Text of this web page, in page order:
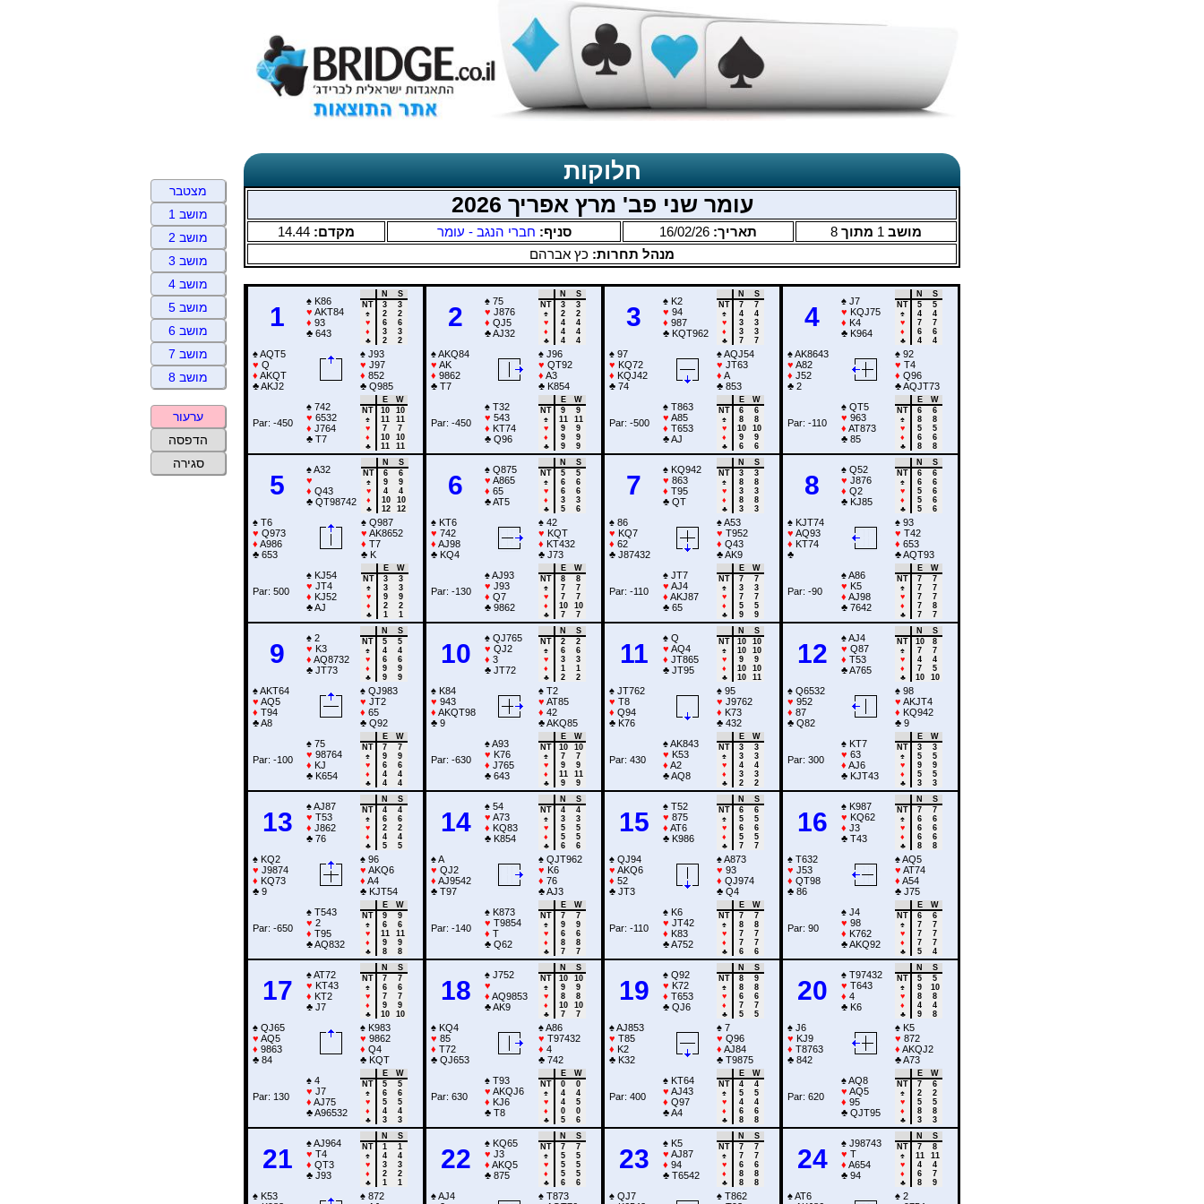
חלוקות
עומר שני פב' מרץ אפריך 2026
מושב 1 מתוך 8 תאריך: 16/02/26 סניף: חברי הנגב - עומר מקדם: 14.44
מנהל תחרות: כץ אברהם
1
♠ K86
♥ AKT84
♦ 93
♣ 643
N
S
NT
3
3
♠
2
2
♥
6
6
♦
3
3
♣
2 2
♠AQT5
♥ Q
♦ AKQT
♣AKJ2
♠ J93
♥ J97
♦ 852
♣ Q985
Par: -450
♠ 742
♥ 6532
♦ J764
♣ T7
E
W
NT
10
10
♠
11
11
♥
7
7
♦
10
10
♣
11 11
2
♠ 75
♥ J876
♦ QJ5
♣AJ32
N
S
NT
3
3
♠
2
2
♥
4
4
♦
4
4
♣
4 4
♠AKQ84
♥ AK
♦ 9862
♣ T7
♠ J96
♥ QT92
♦ A3
♣ K854
Par: -450
♠ T32
♥ 543
♦ KT74
♣ Q96
E
W
NT
9
9
♠
11
11
♥
9
9
♦
9
9
♣
9 9
3
♠ K2
♥ 94
♦ 987
♣ KQT962
N
S
NT
7
7
♠
4
4
♥
3
3
♦
3
3
♣
7 7
♠ 97
♥ KQ72
♦ KQJ42
♣ 74
♠AQJ54
♥ JT63
♦ A
♣ 853
Par: -500
♠ T863
♥ A85
♦ T653
♣AJ
E
W
NT
6
6
♠
8
8
♥
10
10
♦
9
9
♣
6 6
4
♠ J7
♥ KQJ75
♦ K4
♣ K964
N
S
NT
5
5
♠
4
4
♥
7
7
♦
6
6
♣
4 4
♠AK8643
♥ A82
♦ J52
♣ 2
♠ 92
♥ T4
♦ Q96
♣AQJT73
Par: -110
♠ QT5
♥ 963
♦ AT873
♣ 85
E
W
NT
6
6
♠
8
8
♥
5
5
♦
6
6
♣
8 8
5
♠A32
♥
♦ Q43
♣ QT98742
N
S
NT
6
6
♠
9
9
♥
4
4
♦
10
10
♣
12 12
♠ T6
♥ Q973
♦ A986
♣ 653
♠ Q987
♥ AK8652
♦ T7
♣ K
Par: 500
♠ KJ54
♥ JT4
♦ KJ52
♣AJ
E
W
NT
3
3
♠
3
3
♥
9
9
♦
2
2
♣
1 1
6
♠ Q875
♥ A865
♦ 65
♣AT5
N
S
NT
5
5
♠
6
6
♥
6
6
♦
3
3
♣
5 6
♠ KT6
♥ 742
♦ AJ98
♣ KQ4
♠ 42
♥ KQT
♦ KT432
♣ J73
Par: -130
♠AJ93
♥ J93
♦ Q7
♣ 9862
E
W
NT
8
8
♠
7
7
♥
7
7
♦
10
10
♣
7 7
7
♠ KQ942
♥ 863
♦ T95
♣ QT
N
S
NT
3
3
♠
8
8
♥
3
3
♦
8
8
♣
3 3
♠ 86
♥ KQ7
♦ 62
♣ J87432
♠A53
♥ T952
♦ Q43
♣AK9
Par: -110
♠ JT7
♥ AJ4
♦ AKJ87
♣ 65
E
W
NT
7
7
♠
3
3
♥
7
7
♦
5
5
♣
9 9
8
♠ Q52
♥ J876
♦ Q2
♣ KJ85
N
S
NT
6
6
♠
6
6
♥
5
6
♦
5
6
♣
5 6
♠ KJT74
♥ AQ93
♦ KT74
♣
♠ 93
♥ T42
♦ 653
♣AQT93
Par: -90
♠A86
♥ K5
♦ AJ98
♣ 7642
E
W
NT
7
7
♠
7
7
♥
7
7
♦
7
8
♣
7 7
9
♠ 2
♥ K3
♦ AQ8732
♣ JT73
N
S
NT
5
5
♠
4
4
♥
6
6
♦
9
9
♣
9 9
♠AKT64
♥ AQ5
♦ T94
♣A8
♠ QJ983
♥ JT2
♦ 65
♣ Q92
Par: -100
♠ 75
♥ 98764
♦ KJ
♣ K654
E
W
NT
7
7
♠
9
9
♥
6
6
♦
4
4
♣
4 4
10
♠ QJ765
♥ QJ2
♦ 3
♣ JT72
N
S
NT
2
2
♠
6
6
♥
3
3
♦
1
1
♣
2 2
♠ K84
♥ 943
♦ AKQT98
♣ 9
♠ T2
♥ AT85
♦ 42
♣AKQ85
Par: -630
♠A93
♥ K76
♦ J765
♣ 643
E
W
NT
10
10
♠
7
7
♥
9
9
♦
11
11
♣
9 9
11
♠ Q
♥ AQ4
♦ JT865
♣ JT95
N
S
NT
10
10
♠
10
10
♥
9
9
♦
10
10
♣
10 11
♠ JT762
♥ T8
♦ Q94
♣ K76
♠ 95
♥ J9762
♦ K73
♣ 432
Par: 430
♠AK843
♥ K53
♦ A2
♣AQ8
E
W
NT
3
3
♠
3
3
♥
4
4
♦
3
3
♣
2 2
12
♠AJ4
♥ Q87
♦ T53
♣A765
N
S
NT
10
8
♠
7
7
♥
4
4
♦
7
5
♣
10 10
♠ Q6532
♥ 952
♦ 87
♣ Q82
♠ 98
♥ AKJT4
♦ KQ942
♣ 9
Par: 300
♠ KT7
♥ 63
♦ AJ6
♣ KJT43
E
W
NT
3
3
♠
5
5
♥
9
9
♦
5
5
♣
3 3
13
♠AJ87
♥ T53
♦ J862
♣ 76
N
S
NT
4
4
♠
6
6
♥
2
2
♦
4
4
♣
5 5
♠ KQ2
♥ J9874
♦ KQ73
♣ 9
♠ 96
♥ AKQ6
♦ A4
♣ KJT54
Par: -650
♠ T543
♥ 2
♦ T95
♣AQ832
E
W
NT
9
9
♠
6
6
♥
11
11
♦
9
9
♣
8 8
14
♠ 54
♥ A73
♦ KQ83
♣ K854
N
S
NT
4
4
♠
3
3
♥
5
5
♦
5
5
♣
6 6
♠A
♥ QJ2
♦ AJ9542
♣ T97
♠ QJT962
♥ K6
♦ 76
♣AJ3
Par: -140
♠ K873
♥ T9854
♦ T
♣ Q62
E
W
NT
7
7
♠
9
9
♥
6
6
♦
8
8
♣
7 7
15
♠ T52
♥ 875
♦ AT6
♣ K986
N
S
NT
6
6
♠
5
5
♥
6
6
♦
5
5
♣
7 7
♠ QJ94
♥ AKQ6
♦ 52
♣ JT3
♠A873
♥ 93
♦ QJ974
♣ Q4
Par: -110
♠ K6
♥ JT42
♦ K83
♣A752
E
W
NT
7
7
♠
8
8
♥
7
7
♦
7
7
♣
6 6
16
♠ K987
♥ KQ62
♦ J3
♣ T43
N
S
NT
7
7
♠
6
6
♥
6
6
♦
6
6
♣
8 8
♠ T632
♥ J53
♦ QT98
♣ 86
♠AQ5
♥ AT74
♦ A54
♣ J75
Par: 90
♠ J4
♥ 98
♦ K762
♣AKQ92
E
W
NT
6
6
♠
7
7
♥
7
7
♦
7
7
♣
5 4
17
♠AT72
♥ KT43
♦ KT2
♣ J7
N
S
NT
7
7
♠
6
6
♥
7
7
♦
9
9
♣
10 10
♠ QJ65
♥ AQ5
♦ 9863
♣ 84
♠ K983
♥ 9862
♦ Q4
♣ KQT
Par: 130
♠ 4
♥ J7
♦ AJ75
♣A96532
E
W
NT
5
5
♠
6
6
♥
5
5
♦
4
4
♣
3 3
18
♠ J752
♥
♦ AQ9853
♣AK9
N
S
NT
10
10
♠
9
9
♥
8
8
♦
10
10
♣
7 7
♠ KQ4
♥ 85
♦ T72
♣ QJ653
♠A86
♥ T97432
♦ 4
♣ 742
Par: 630
♠ T93
♥ AKQJ6
♦ KJ6
♣ T8
E
W
NT
0
0
♠
4
4
♥
4
5
♦
0
0
♣
5 6
19
♠ Q92
♥ K72
♦ T653
♣ QJ6
N
S
NT
8
9
♠
8
8
♥
6
6
♦
7
7
♣
5 5
♠AJ853
♥ T85
♦ K2
♣ K32
♠ 7
♥ Q96
♦ AJ84
♣ T9875
Par: 400
♠ KT64
♥ AJ43
♦ Q97
♣A4
E
W
NT
4
4
♠
5
5
♥
4
4
♦
6
6
♣
8 8
20
♠ T97432
♥ T643
♦ 4
♣ K6
N
S
NT
5
5
♠
9
10
♥
8
8
♦
4
4
♣
9 8
♠ J6
♥ KJ9
♦ T8763
♣ 842
♠ K5
♥ 872
♦ AKQJ2
♣A73
Par: 620
♠AQ8
♥ AQ5
♦ 95
♣ QJT95
E
W
NT
7
6
♠
2
2
♥
5
5
♦
8
8
♣
3 3
21
♠AJ964
♥ T4
♦ QT3
♣ J93
N
S
NT
1
1
♠
4
4
♥
3
3
♦
2
2
♣
1 1
♠ K53
♠ 872
22
♠ KQ65
♥ J3
♦ AKQ5
♣ 875
N
S
NT
7
7
♠
5
5
♥
5
5
♦
5
5
♣
6 6
♠AJ4
♠ T873
23
♠ K5
♥ AJ87
♦ 94
♣ T6542
N
S
NT
7
7
♠
7
7
♥
6
6
♦
8
8
♣
8 8
♠ QJ7
♠ T862
24
♠ J98743
♥ T
♦ A654
♣ 94
N
S
NT
7
8
♠
11
11
♥
4
4
♦
6
7
♣
8 9
♠AT6
♠ 2
מצטבר
מושב 1
מושב 2
מושב 3
מושב 4
מושב 5
מושב 6
מושב 7
מושב 8
ערעור
הדפסה
סגירה